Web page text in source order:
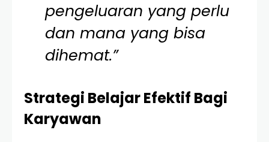
pengeluaran yang perlu
dan mana yang bisa
dihemat.”
Strategi Belajar Efektif Bagi
Karyawan